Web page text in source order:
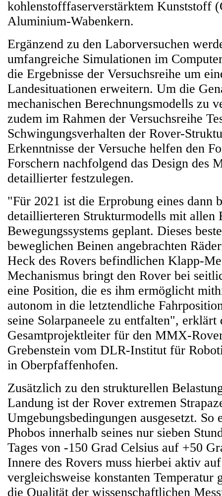
kohlenstofffaserverstärktem Kunststoff
Aluminium-Wabenkern.
Ergänzend zu den Laborversuchen
umfangreiche Simulationen im
die Ergebnisse der Versuchsreihe um
Landesituationen erweitern. Um die
mechanischen Berechnungsmodells zu
zudem im Rahmen der Versuchsreihe
Schwingungsverhalten der Rover-
Erkenntnisse der Versuche helfen den
Forschern nachfolgend das Design des
detaillierter festzulegen.
"Für 2021 ist die Erprobung eines dann
detaillierteren Strukturmodells mit allen
Bewegungssystems geplant. Dieses
beweglichen Beinen angebrachten
Heck des Rovers befindlichen Klapp-
Mechanismus bringt den Rover bei
eine Position, die es ihm ermöglicht
autonom in die letztendliche
seine Solarpaneele zu entfalten",
Gesamtprojektleiter für den MMX-
Grebenstein vom DLR-Institut für
in Oberpfaffenhofen.
Zusätzlich zu den strukturellen
Landung ist der Rover extremen
Umgebungsbedingungen ausgesetzt. So
Phobos innerhalb seines nur sieben
Tages von -150 Grad Celsius auf +50
Innere des Rovers muss hierbei aktiv
vergleichsweise konstanten Temperatur
die Qualität der wissenschaftlichen